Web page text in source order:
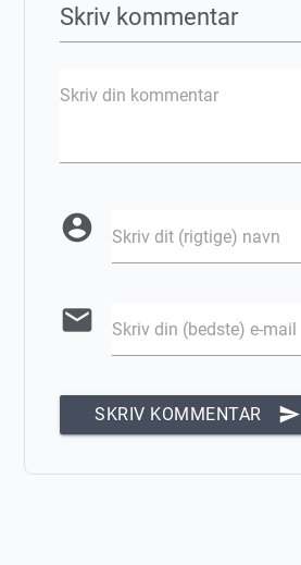
Skriv kommentar
Skriv din kommentar
account_circle Skriv dit (rigtige) navn
email Skriv din (bedste) e-mail
SKRIV KOMMENTAR send